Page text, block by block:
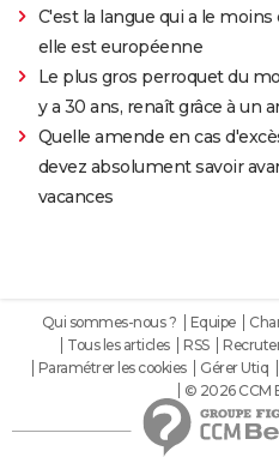
C'est la langue qui a le
elle est européenne
Le plus gros perroquet du
y a 30 ans, renaît grâce à un
Quelle amende en cas
devez absolument savoir
vacances
Qui sommes-nous ? Equipe
Tous les articles
RSS
Paramétrer les cookies
Gérer Utiq
© 2026 CCM